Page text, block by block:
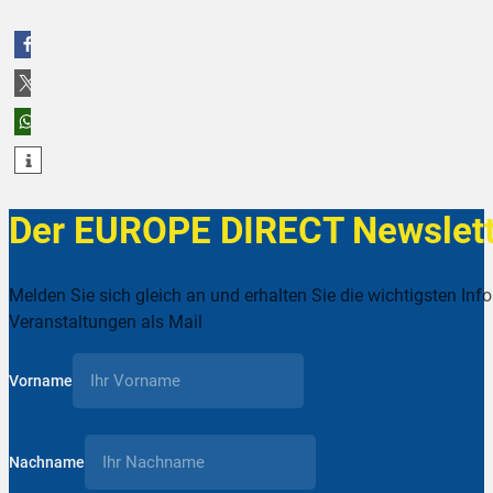
teilen
teilen
teilen
Der EUROPE DIRECT
Melden Sie sich gleich an und erhalten Sie die wichtigsten
Veranstaltungen als Mail
Vorname
Nachname